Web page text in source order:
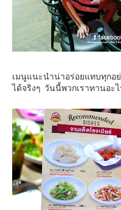
เมนูแนะนำน่าอร่อยแทบทุกอ
ได้จริงๆ วันนี้พวกเราทานอะ